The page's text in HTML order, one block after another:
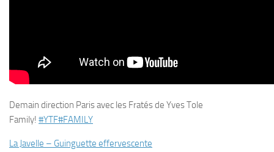
Demain direction Paris avec les Fratés de Yves Tole
Family! #YTF#FAMILY
La Javelle – Guinguette effervescente